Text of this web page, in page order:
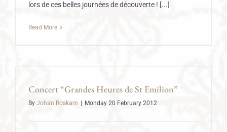
lors de ces belles journées de découverte ! [...]
Read More
Concert “Grandes Heures de St Emilion”
By Johan Roskam Monday 20 February 2012